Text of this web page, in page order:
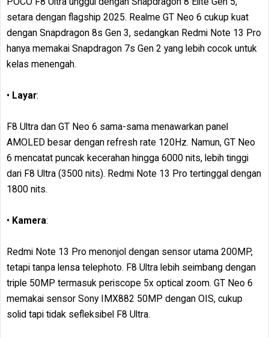
setara dengan flagship 2025. Realme GT Neo 6 cukup kuat
dengan Snapdragon 8s Gen 3, sedangkan Redmi Note 13 Pro
hanya memakai Snapdragon 7s Gen 2 yang lebih cocok untuk
kelas menengah.
• Layar:
F8 Ultra dan GT Neo 6 sama-sama menawarkan panel
AMOLED besar dengan refresh rate 120Hz. Namun, GT Neo
6 mencatat puncak kecerahan hingga 6000 nits, lebih tinggi
dari F8 Ultra (3500 nits). Redmi Note 13 Pro tertinggal dengan
1800 nits.
• Kamera:
Redmi Note 13 Pro menonjol dengan sensor utama 200MP,
tetapi tanpa lensa telephoto. F8 Ultra lebih seimbang dengan
triple 50MP termasuk periscope 5x optical zoom. GT Neo 6
memakai sensor Sony IMX882 50MP dengan OIS, cukup
solid tapi tidak sefleksibel F8 Ultra.